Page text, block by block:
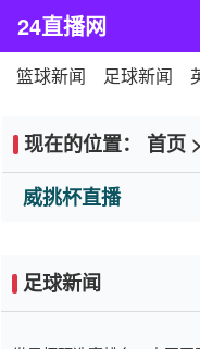
24直播网
篮球新闻 足球新闻
现在的位置： 首页 >
威挑杯直播
足球新闻